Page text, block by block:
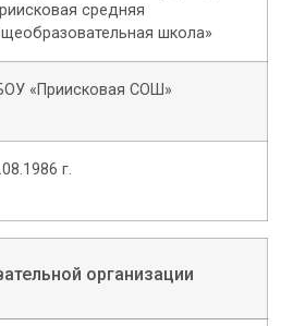
средняя
школа»
«Приисковая СОШ»
г.
организации